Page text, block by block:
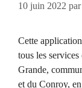
10 juin 2022 par
Cette
tous les
Grande,
et du Conroy,